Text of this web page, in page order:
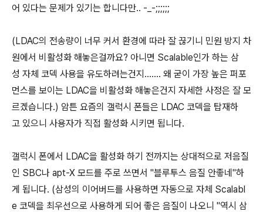
어 있다는 문제가 있기는 합니다만.. -_-;;;;;;
(LDAC의 전송량이 너무 커서 환경에 따라 잘 끊기니 민원 방지 차
원에서 비활성화 해놓은걸까요? 아니면 Scalable인가 하는 삼
성 자체 코덱 사용을 유도하려는건지....... 왜 굳이 가장 높은 퍼포
먼스를 보이는 LDAC을 비활성화 해놓은건지 자세한 사정은 잘 모
르겠습니다.) 암튼 요즘의 갤럭시 폰들은 LDAC 코덱을 탑재하
고 있으니 사용자가 직접 활성화 시키면 됩니다.
갤럭시 폰에서 LDAC을 활성화 하기 전까지는 상대적으로 저음질
인 SBC나 apt-X 모드를 주로 쓰면서 "블루투스 음질 안좋네"하
게 됩니다. (삼성의 이어버드를 사용하면 자동으로 자체 Scalabl
e 코덱을 최우선으로 사용하게 되어 좋은 음질이 나오니 "역시 삼